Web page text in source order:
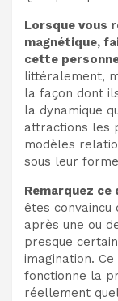
Lorsque vous
magnétique,
cette
littéralement,
la façon dont
la dynamique
attractions les
modèles
sous leur
Remarquez
êtes convaincu
après une ou
presque
imagination.
fonctionne la
réellement